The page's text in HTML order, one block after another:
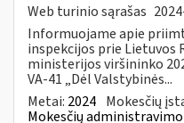
Web turinio sąrašas
Informuojame apie
inspekcijos prie Lietuvos
ministerijos viršininko
VA-41 „Dėl Valstybinės...
Metai: 2024 Mokesčių
Mokesčių